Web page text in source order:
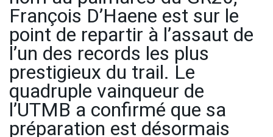
François D’Haene est sur le
point de repartir à l’assaut de
l’un des records les plus
prestigieux du trail. Le
quadruple vainqueur de
l’UTMB a confirmé que sa
préparation est désormais